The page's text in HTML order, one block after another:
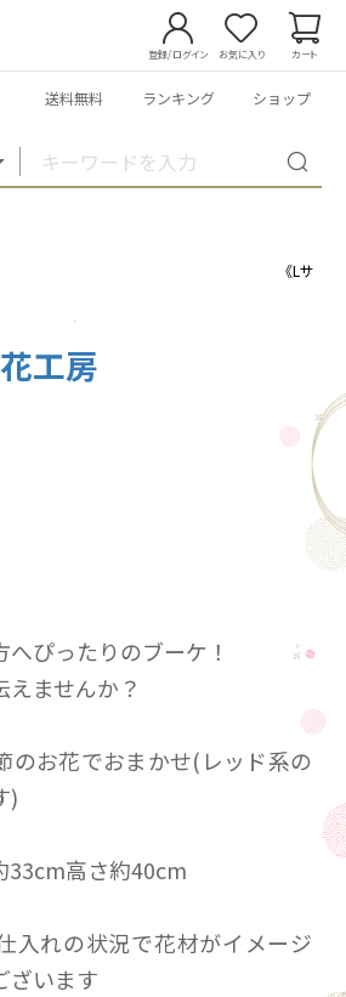
登録/ログイン お気に入り カート
送料無料 ランキング ショップ
ーケ 《Lサ
工房
ぴったりのブーケ！
ませんか？
のお花でおまかせ(レッド系の
)
33cm高さ約40cm
入れの状況で花材がイメージ
ざいます